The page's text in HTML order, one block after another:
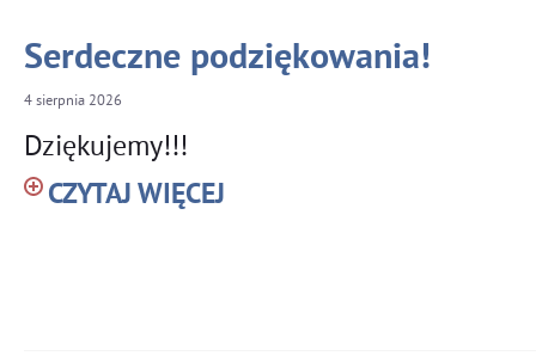
Serdeczne podziękowania!
4 sierpnia 2026
Dziękujemy!!!
CZYTAJ WIĘCEJ